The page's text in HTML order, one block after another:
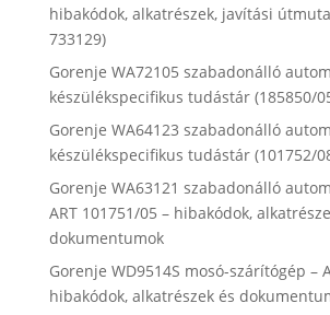
hibakódok, alkatrészek, javítási
733129)
Gorenje WA72105 szabadonálló
készülékspecifikus tudástár (185850/
Gorenje WA64123 szabadonálló
készülékspecifikus tudástár (101752/
Gorenje WA63121 szabadonálló
ART 101751/05 – hibakódok,
dokumentumok
Gorenje WD9514S mosó-szárítógép –
hibakódok, alkatrészek és